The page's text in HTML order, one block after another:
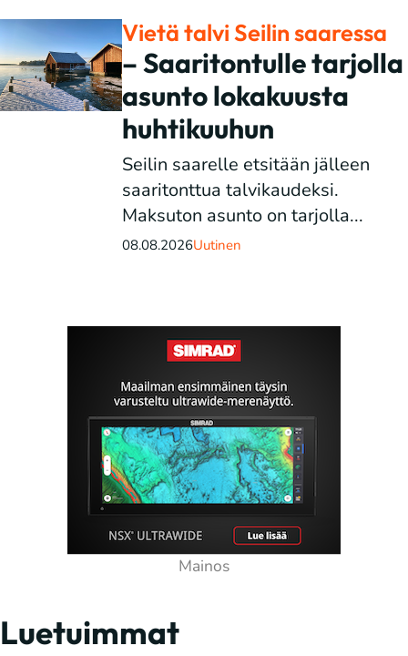
Vietä talvi Seilin saaressa
– Saaritontulle tarjolla
asunto lokakuusta
huhtikuuhun
Seilin saarelle etsitään jälleen
saaritonttua talvikaudeksi.
Maksuton asunto on tarjolla...
08.08.2026Uutinen
Luetuimmat